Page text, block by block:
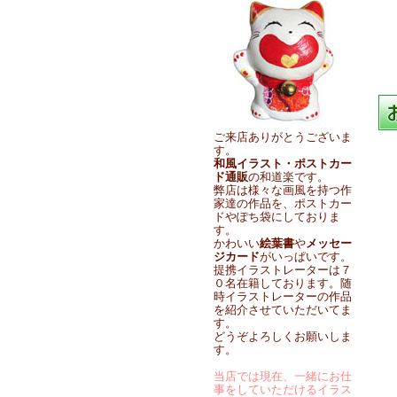
ご来店ありがとうございま
す。
和風イラスト・ポストカー
ド通販の和道楽です。
弊店は様々な画風を持つ作
家達の作品を、ポストカー
ドやぽち袋にしておりま
す。
かわいい絵葉書やメッセー
ジカードがいっぱいです。
提携イラストレーターは７
０名在籍しております。随
時イラストレーターの作品
を紹介させていただいてま
す。
どうぞよろしくお願いしま
す。
当店では現在、一緒にお仕
事をしていただけるイラス